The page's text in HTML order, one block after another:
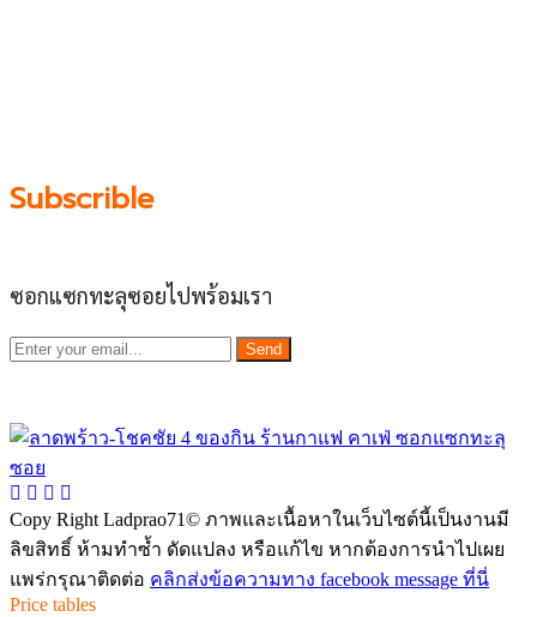
Subscrible
ซอกแซกทะลุซอยไปพร้อมเรา
Send
Copy Right Ladprao71© ภาพและเนื้อหาในเว็บไซต์นี้เป็นงานมี
ลิขสิทธิ์ ห้ามทำซ้ำ ดัดแปลง หรือแก้ไข หากต้องการนำไปเผย
แพร่กรุณาติดต่อ คลิกส่งข้อความทาง facebook message ที่นี่
Price tables